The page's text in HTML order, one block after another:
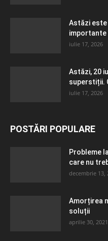
Astăzi este
importante
iulie 17, 2026
Astăzi, 20
superstiții.
iulie 17, 2026
POSTĂRI POPULARE
Probleme
care nu
decembrie 13,
Amorțirea
soluții
aprilie 30, 2021